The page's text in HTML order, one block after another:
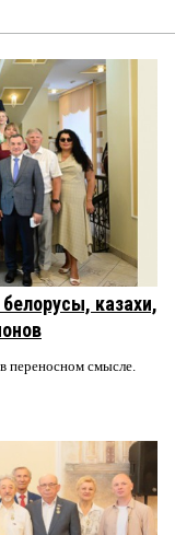
казахи,
переносном смысле.